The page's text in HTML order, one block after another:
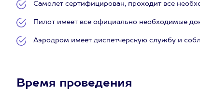
Самолет сертифицирован, проходит все
Пилот имеет все официально необходимые
Аэродром имеет диспетчерскую службу и
Время проведения